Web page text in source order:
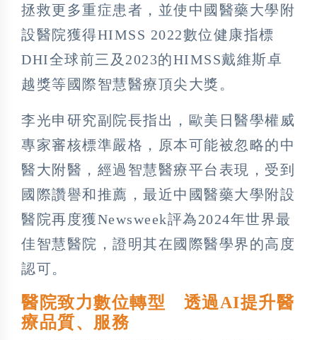
拯救更多重症患者，並使中國醫藥大學附
設醫院獲得HIMSS 2022數位健康指標
DHI全球前三及2023的HIMSS戴維斯卓
越獎等國際智慧醫療頂尖大獎。
李光申研究副院長指出，歐美日醫學權威
專家審核標準嚴格，原本可能被忽略的中
醫大附醫，經過智慧醫療平台表現，受到
國際讚譽和推薦，最近中國醫藥大學附設
醫院再度獲Newsweek評為2024年世界最
佳智慧醫院，證明其在國際醫學界的高度
認可。
醫院致力數位轉型 透過AI提升醫
療品質、服務